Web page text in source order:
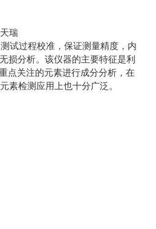
瑞
试过程校准，保证测量精度，内
损分析。该仪器的主要特征是利
点关注的元素进行成分分析，在
素检测应用上也十分广泛。